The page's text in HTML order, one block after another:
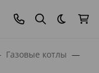
Темная
Газовые котлы